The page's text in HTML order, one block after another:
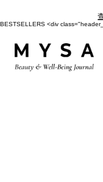
主
BESTSELLERS <div